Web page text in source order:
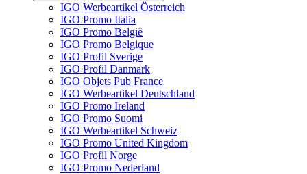
IGO Werbeartikel Österreich
IGO Promo Italia
IGO Promo België
IGO Promo Belgique
IGO Profil Sverige
IGO Profil Danmark
IGO Objets Pub France
IGO Werbeartikel Deutschland
IGO Promo Ireland
IGO Promo Suomi
IGO Werbeartikel Schweiz
IGO Promo United Kingdom
IGO Profil Norge
IGO Promo Nederland